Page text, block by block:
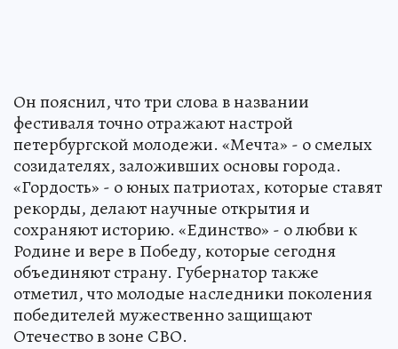
Он пояснил, что три слова в названии
фестиваля точно отражают настрой
петербургской молодежи. «Мечта» - о смелых
созидателях, заложивших основы города.
«Гордость» - о юных патриотах, которые ставят
рекорды, делают научные открытия и
сохраняют историю. «Единство» - о любви к
Родине и вере в Победу, которые сегодня
объединяют страну. Губернатор также
отметил, что молодые наследники поколения
победителей мужественно защищают
Отечество в зоне СВО.